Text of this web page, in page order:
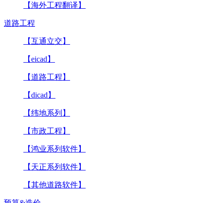
【海外工程翻译】
道路工程
【互通立交】
【eicad】
【道路工程】
【dicad】
【纬地系列】
【市政工程】
【鸿业系列软件】
【天正系列软件】
【其他道路软件】